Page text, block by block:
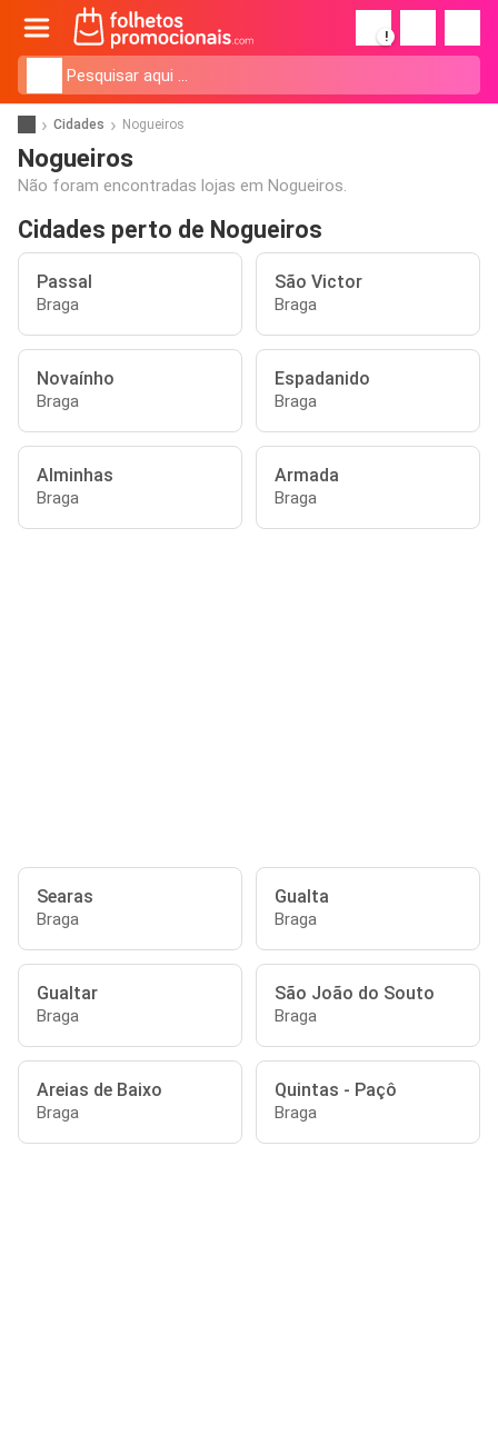
!
Cidades Nogueiros
Nogueiros
Não foram encontradas lojas em Nogueiros.
Cidades perto de Nogueiros
Passal
Braga
São Victor
Braga
Novaínho
Braga
Espadanido
Braga
Alminhas
Braga
Armada
Braga
Searas
Braga
Gualta
Braga
Gualtar
Braga
São João do Souto
Braga
Areias de Baixo
Braga
Quintas - Paçô
Braga